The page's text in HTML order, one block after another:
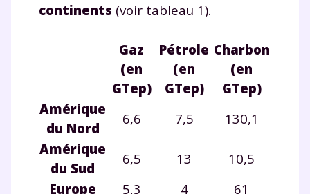
continents (voir tableau 1).
Gaz
(en
GTep)
Pétrole
(en
GTep)
Charbon
(en
GTep)
Amérique
du Nord
6,6 7,5
130,1
Amérique
du Sud
6,5 13
10,5
Europe
5,3 4
61